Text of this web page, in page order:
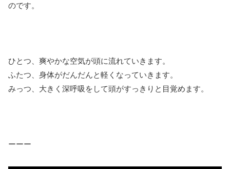
のです。
ひとつ、爽やかな空気が頭に流れていきます。
ふたつ、身体がだんだんと軽くなっていきます。
みっつ、大きく深呼吸をして頭がすっきりと目覚めます。
ーーー